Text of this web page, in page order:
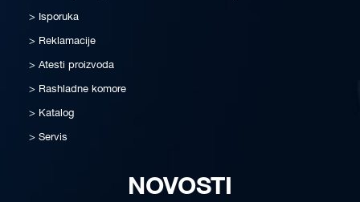
Isporuka
Reklamacije
Atesti proizvoda
Rashladne komore
Katalog
Servis
NOVOSTI